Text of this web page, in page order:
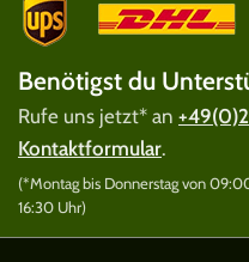
Benötigst du
Rufe uns jetzt* an
Kontaktformular.
(*Montag bis Donnerstag von
16:30 Uhr)